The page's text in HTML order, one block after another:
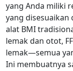
yang Anda miliki
yang disesuaikan
alat BMI
lemak dan otot,
lemak—semua
Ini membuatnya